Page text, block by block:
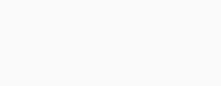
esquemático.
una morfología que podría recordar a una huella